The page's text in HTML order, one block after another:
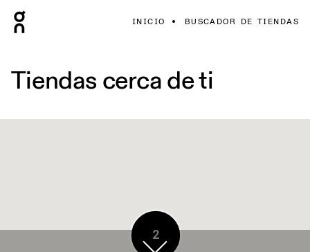
INICIO BUSCADOR DE TIENDAS
Tiendas cerca de ti
2